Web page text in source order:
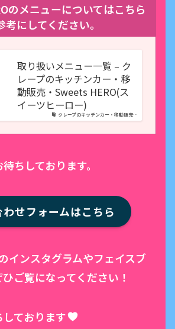
のメニューについてはこちら
考にしてください。
クレープのキッチンカー・移動販売…
取り扱いメニュー一覧 – ク
レープのキッチンカー・移
動販売・Sweets HERO(ス
イーツヒーロー)
ちしております。
わせフォームはこちら
インスタグラムやフェイスブ
ご覧になってください！
ております